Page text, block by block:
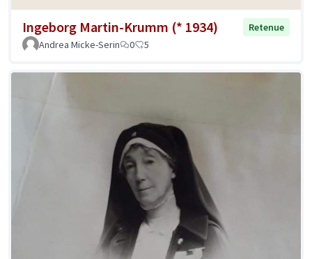
Ingeborg Martin-Krumm (* 1934)
Retenue
Andrea Micke-Serin
0 5